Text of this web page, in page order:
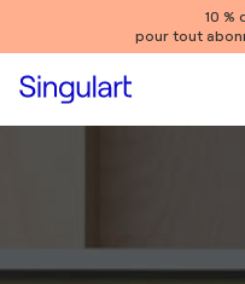
10 %
pour tout